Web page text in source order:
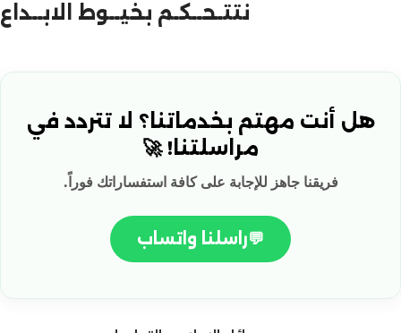
نتتـحــكـم بخيــوط الابــداع
هل أنت مهتم بخدماتنا؟ لا تتردد في
مراسلتنا! 🚀
فريقنا جاهز للإجابة على كافة استفساراتك فوراً.
💬راسلنا واتساب